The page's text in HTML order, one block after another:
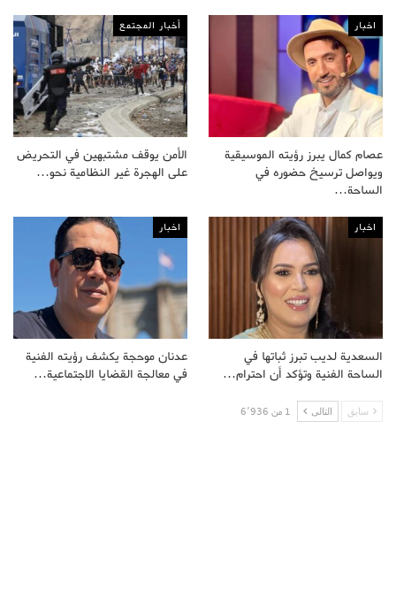
اخبار
عصام كمال يبرز رؤيته الموسيقية
ويواصل ترسيخ حضوره في
الساحة…
أخبار المجتمع
الأمن يوقف مشتبهين في التحريض
على الهجرة غير النظامية نحو…
اخبار
السعدية لديب تبرز ثباتها في
الساحة الفنية وتؤكد أن احترام…
اخبار
عدنان موحجة يكشف رؤيته الفنية
في معالجة القضايا الاجتماعية…
سابق التالى 1 من 6٬936